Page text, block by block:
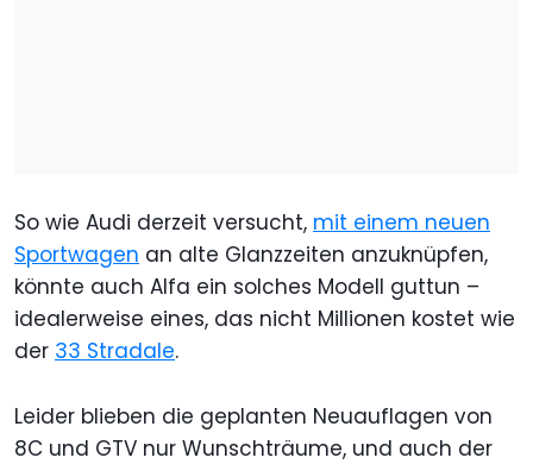
So wie Audi derzeit versucht, mit einem neuen
Sportwagen an alte Glanzzeiten anzuknüpfen,
könnte auch Alfa ein solches Modell guttun –
idealerweise eines, das nicht Millionen kostet wie
der 33 Stradale.
Leider blieben die geplanten Neuauflagen von
8C und GTV nur Wunschträume, und auch der